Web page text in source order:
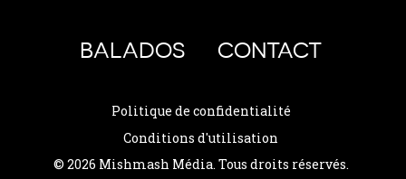
BALADOS CONTACT
Politique de confidentialité
Conditions d'utilisation
© 2026 Mishmash Média. Tous droits réservés.